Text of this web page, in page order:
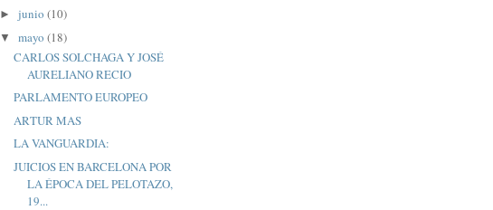
► junio (10)
▼ mayo (18)
CARLOS SOLCHAGA Y JOSÉ
AURELIANO RECIO
PARLAMENTO EUROPEO
ARTUR MAS
LA VANGUARDIA:
JUICIOS EN BARCELONA POR
LA ÉPOCA DEL PELOTAZO,
19...